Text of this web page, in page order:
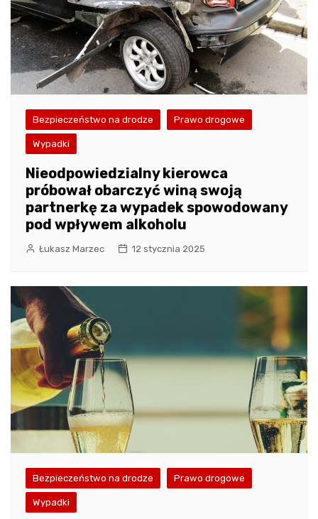
Bezpieczeństwo na drodze Prawo drogowe
Wypadki
Nieodpowiedzialny kierowca
próbował obarczyć winą swoją
partnerkę za wypadek spowodowany
pod wpływem alkoholu
Łukasz Marzec 12 stycznia 2025
Bezpieczeństwo na drodze Prawo drogowe
Wypadki